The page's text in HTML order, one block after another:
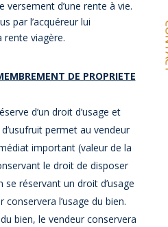
d’une rente à vie.
par l’acquéreur lui
viagère.
DE PROPRIETE
d’un droit d’usage et
permet au vendeur
important (valeur de la
le droit de disposer
se réservant un droit d’usage
conservera l’usage du bien.
bien, le vendeur conservera